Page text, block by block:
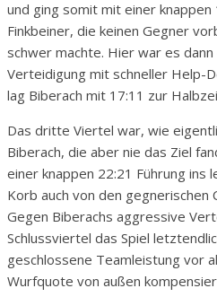
und ging somit mit einer
Finkbeiner, die keinen Gegner
schwer machte. Hier war es
Verteidigung mit schneller Help-
lag Biberach mit 17:11 zur
Das dritte Viertel war, wie
Biberach, die aber nie das Ziel
einer knappen 22:21 Führung ins
Korb auch von den
Gegen Biberachs aggressive
Schlussviertel das Spiel
geschlossene Teamleistung vor
Wurfquote von außen